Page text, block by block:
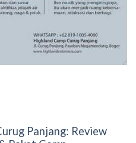
Panjang: Review